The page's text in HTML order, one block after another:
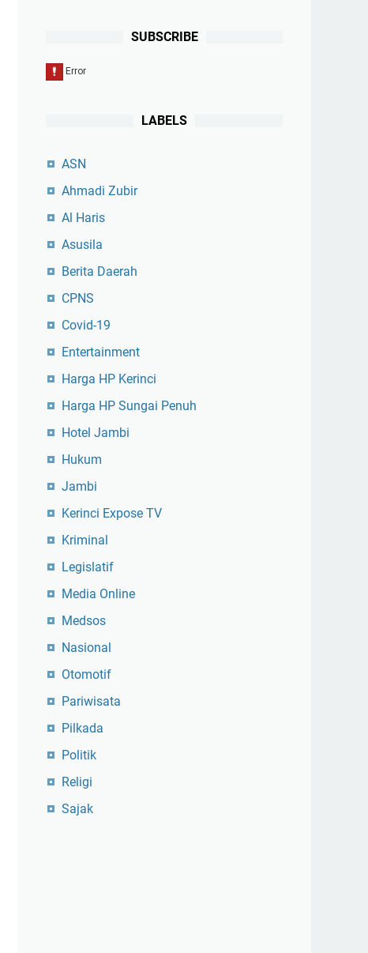
SUBSCRIBE
LABELS
ASN
Ahmadi Zubir
Al Haris
Asusila
Berita Daerah
CPNS
Covid-19
Entertainment
Harga HP Kerinci
Harga HP Sungai Penuh
Hotel Jambi
Hukum
Jambi
Kerinci Expose TV
Kriminal
Legislatif
Media Online
Medsos
Nasional
Otomotif
Pariwisata
Pilkada
Politik
Religi
Sajak